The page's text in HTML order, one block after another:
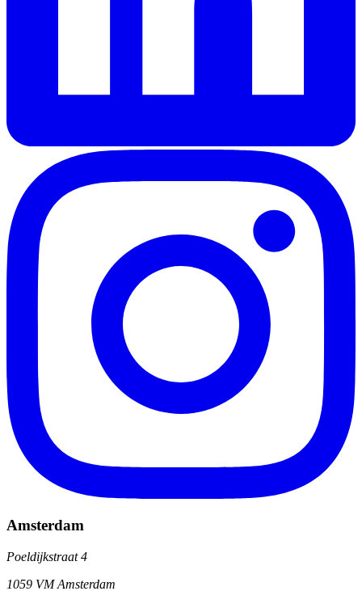
Amsterdam
Poeldijkstraat 4
1059 VM Amsterdam